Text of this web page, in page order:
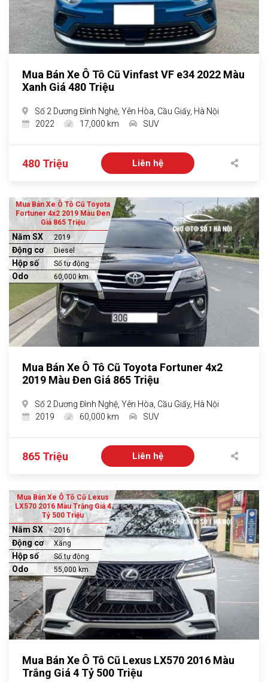
Mua Bán Xe Ô Tô Cũ Vinfast VF e34 2022 Màu
Xanh Giá 480 Triệu
Số 2 Dương Đình Nghệ, Yên Hòa, Cầu Giấy, Hà Nội
2022
17,000 km SUV
480 Triệu Liên hệ
Mua Bán Xe Ô Tô Cũ Toyota
Fortuner 4x2 2019 Màu Đen
Giá 865 Triệu
Năm SX 2019
Động cơ Diesel
Hộp số Số tự động
Odo 60,000 km
Mua Bán Xe Ô Tô Cũ Toyota Fortuner 4x2
2019 Màu Đen Giá 865 Triệu
Số 2 Dương Đình Nghệ, Yên Hòa, Cầu Giấy, Hà Nội
2019
60,000 km SUV
865 Triệu Liên hệ
Mua Bán Xe Ô Tô Cũ Lexus
LX570 2016 Màu Trắng Giá 4
Tỷ 500 Triệu
Năm SX 2016
Động cơ Xăng
Hộp số Số tự động
Odo 55,000 km
Mua Bán Xe Ô Tô Cũ Lexus LX570 2016 Màu
Trắng Giá 4 Tỷ 500 Triệu